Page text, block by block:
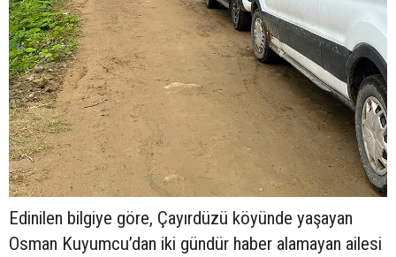
Edinilen bilgiye göre, Çayırdüzü köyünde yaşayan
Osman Kuyumcu’dan iki gündür haber alamayan ailesi